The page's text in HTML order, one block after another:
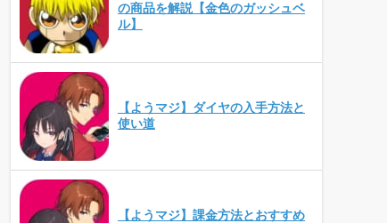
の商品を解説【金色のガッシュベ
ル】
【ようマジ】ダイヤの入手方法と
使い道
【ようマジ】課金方法とおすすめ